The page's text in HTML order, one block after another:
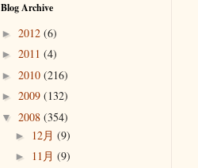
Blog Archive
► 2012 (6)
► 2011 (4)
► 2010 (216)
► 2009 (132)
▼ 2008 (354)
► 12月 (9)
► 11月 (9)